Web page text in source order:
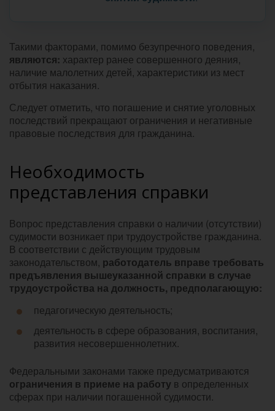
Такими факторами, помимо безупречного поведения,
являются: характер ранее совершенного деяния,
наличие малолетних детей, характеристики из мест
отбытия наказания.
Следует отметить, что погашение и снятие уголовных
последствий прекращают ограничения и негативные
правовые последствия для гражданина.
Необходимость
представления справки
Вопрос представления справки о наличии (отсутствии)
судимости возникает при трудоустройстве гражданина.
В соответствии с действующим трудовым
законодательством, работодатель вправе требовать
предъявления вышеуказанной справки в случае
трудоустройства на должность, предполагающую:
педагогическую деятельность;
деятельность в сфере образования, воспитания,
развития несовершеннолетних.
Федеральными законами также предусматриваются
ограничения в приеме на работу в определенных
сферах при наличии погашенной судимости.